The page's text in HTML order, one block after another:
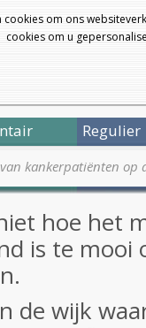
cookies om ons
cookies om u
Regulier
kankerpatiënten op
hoe het
is te mooi
de wijk